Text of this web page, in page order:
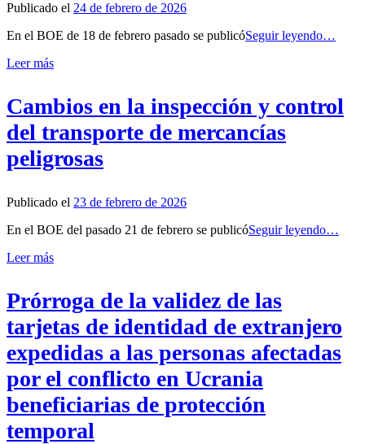
Publicado el 24 de febrero de 2026
En el BOE de 18 de febrero pasado se publicóSeguir leyendo…
Leer más
Cambios en la inspección y control
del transporte de mercancías
peligrosas
Publicado el 23 de febrero de 2026
En el BOE del pasado 21 de febrero se publicóSeguir leyendo…
Leer más
Prórroga de la validez de las
tarjetas de identidad de extranjero
expedidas a las personas afectadas
por el conflicto en Ucrania
beneficiarias de protección
temporal